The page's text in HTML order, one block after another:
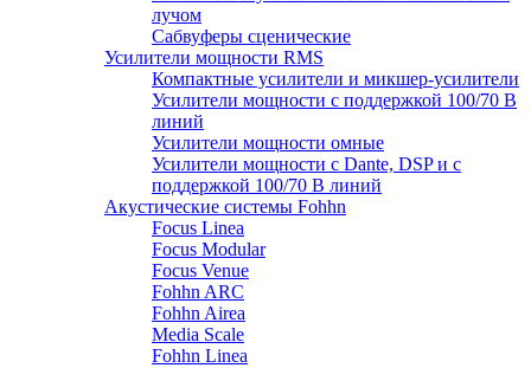
лучом
Сабвуферы сценические
Усилители мощности RMS
Компактные усилители и микшер-усилители
Усилители мощности с поддержкой 100/70 В
линий
Усилители мощности омные
Усилители мощности с Dante, DSP и с
поддержкой 100/70 В линий
Акустические системы Fohhn
Focus Linea
Focus Modular
Focus Venue
Fohhn ARC
Fohhn Airea
Media Scale
Fohhn Linea